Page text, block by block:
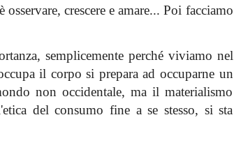
crescere e amare... Poi facciamo
semplicemente perché viviamo nel
il corpo si preparaad occuparne un
non occidentale, ma il materialismo
del consumo fine a se stesso, si sta